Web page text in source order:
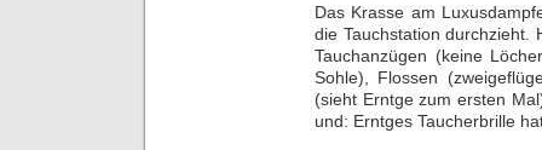
Das Krasse am
die Tauchstation durchzieht.
Tauchanzügen (keine
Sohle), Flossen
(sieht Erntge zum ersten
und: Erntges Taucherbrille